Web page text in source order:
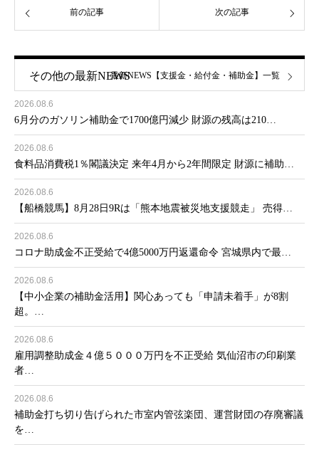
前の記事 次の記事
その他の最新NEWS
2026.08.6
6月分のガソリン補助金で1700億円減少 財源の残高は210…
2026.08.6
食料品消費税1％閣議決定 来年4月から2年間限定 財源に補助…
2026.08.6
【船橋競馬】8月28日9Rは「熊本地震被災地支援競走」 売得…
2026.08.6
コロナ助成金不正受給で4億5000万円返還命令 宮城県内で最…
2026.08.6
【中小企業の補助金活用】関心あっても「申請未着手」が8割
超。…
2026.08.6
雇用調整助成金４億５０００万円を不正受給 気仙沼市の印刷業
者…
2026.08.6
補助金打ち切り告げられた市室内管弦楽団、運営財団の存廃審議
を…
最新NEWS【支援金・給付金・補助金】一覧